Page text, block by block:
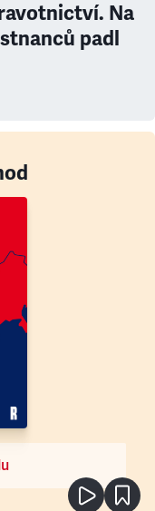
Na
padl